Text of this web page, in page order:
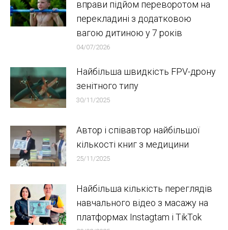
вправи підйом переворотом на
перекладині з додатковою
вагою дитиною у 7 років
04/07/2026
Найбільша швидкість FPV-дрону
зенітного типу
30/11/2025
Автор і співавтор найбільшої
кількості книг з медицини
25/11/2025
Найбільша кількість переглядів
навчального відео з масажу на
платформах Instagtam i TikTok